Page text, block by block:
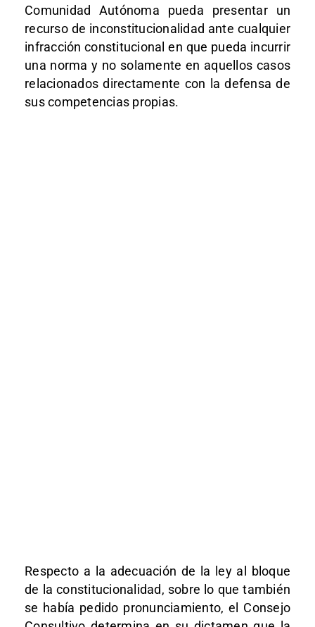
Comunidad Autónoma pueda presentar un
recurso de inconstitucionalidad ante cualquier
infracción constitucional en que pueda incurrir
una norma y no solamente en aquellos casos
relacionados directamente con la defensa de
sus competencias propias.
Respecto a la adecuación de la ley al bloque
de la constitucionalidad, sobre lo que también
se había pedido pronunciamiento, el Consejo